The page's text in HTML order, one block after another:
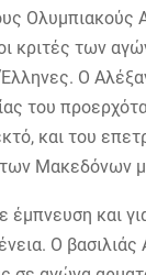
Ολυμπιακούς
κριτές των
Ο
του
και του
Μακεδόνων
και
Ο